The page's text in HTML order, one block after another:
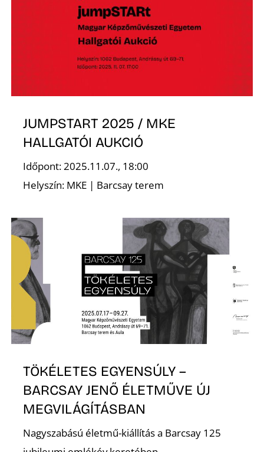
JUMPSTART 2025 / MKE
HALLGATÓI AUKCIÓ
Időpont: 2025.11.07., 18:00
Helyszín: MKE | Barcsay terem
TÖKÉLETES EGYENSÚLY –
BARCSAY JENŐ ÉLETMŰVE ÚJ
MEGVILÁGÍTÁSBAN
Nagyszabású életmű-kiállítás a Barcsay 125